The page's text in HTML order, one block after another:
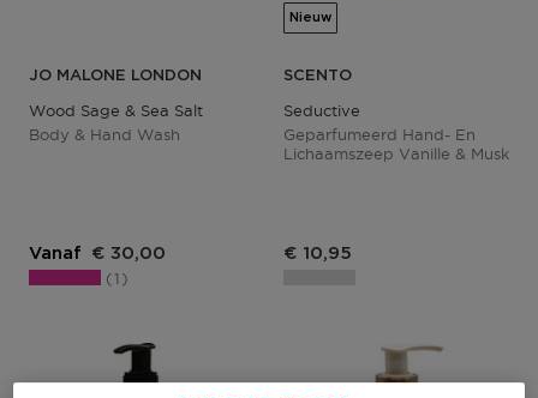
JO MALONE LONDON
Wood Sage & Sea Salt
Body & Hand Wash
Vanaf € 30,00
1
Nieuw
SCENTO
Seductive
Geparfumeerd Hand- En
Lichaamszeep Vanille & Musk
Productprijs
€ 10,95